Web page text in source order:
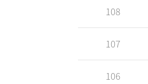
108
107
106